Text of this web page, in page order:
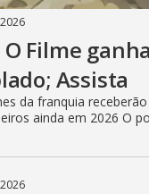
O Filme
Assista
da franquia
ainda em 2026 O